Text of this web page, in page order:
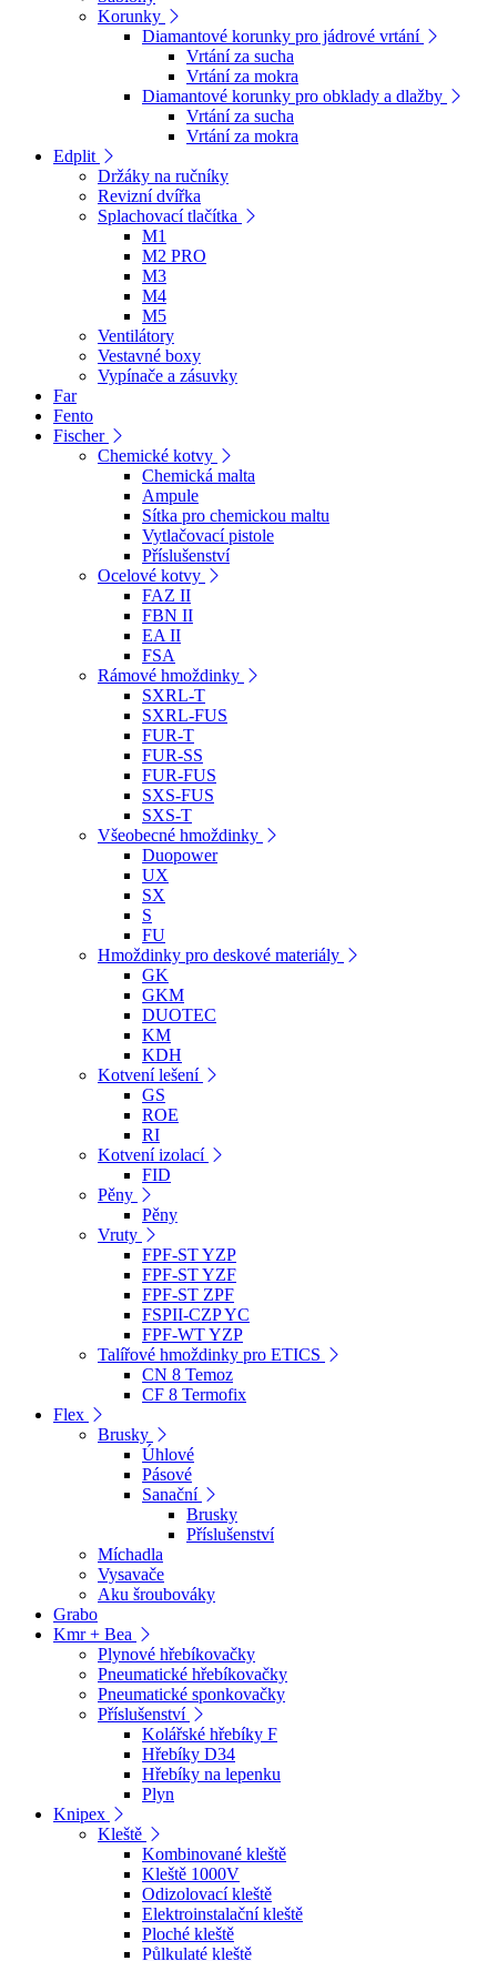
Korunky
Diamantové korunky pro jádrové vrtání
Vrtání za sucha
Vrtání za mokra
Diamantové korunky pro obklady a dlažby
Vrtání za sucha
Vrtání za mokra
Edplit
Držáky na ručníky
Revizní dvířka
Splachovací tlačítka
M1
M2 PRO
M3
M4
M5
Ventilátory
Vestavné boxy
Vypínače a zásuvky
Far
Fento
Fischer
Chemické kotvy
Chemická malta
Ampule
Sítka pro chemickou maltu
Vytlačovací pistole
Příslušenství
Ocelové kotvy
FAZ II
FBN II
EA II
FSA
Rámové hmoždinky
SXRL-T
SXRL-FUS
FUR-T
FUR-SS
FUR-FUS
SXS-FUS
SXS-T
Všeobecné hmoždinky
Duopower
UX
SX
S
FU
Hmoždinky pro deskové materiály
GK
GKM
DUOTEC
KM
KDH
Kotvení lešení
GS
ROE
RI
Kotvení izolací
FID
Pěny
Pěny
Vruty
FPF-ST YZP
FPF-ST YZF
FPF-ST ZPF
FSPII-CZP YC
FPF-WT YZP
Talířové hmoždinky pro ETICS
CN 8 Temoz
CF 8 Termofix
Flex
Brusky
Úhlové
Pásové
Sanační
Brusky
Příslušenství
Míchadla
Vysavače
Aku šroubováky
Grabo
Kmr + Bea
Plynové hřebíkovačky
Pneumatické hřebíkovačky
Pneumatické sponkovačky
Příslušenství
Kolářské hřebíky F
Hřebíky D34
Hřebíky na lepenku
Plyn
Knipex
Kleště
Kombinované kleště
Kleště 1000V
Odizolovací kleště
Elektroinstalační kleště
Ploché kleště
Půlkulaté kleště